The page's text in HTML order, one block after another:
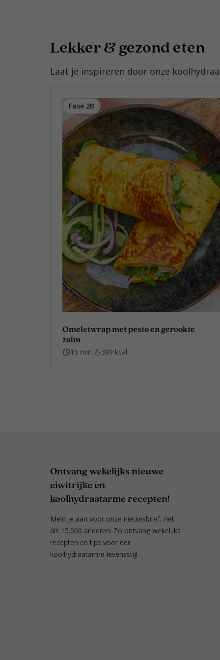
Lekker & gezond eten
Laat je inspireren door onze
Fase 2B
Omeletwrap met pesto en gerookte
zalm
10 min. 399 kcal
Ontvang wekelijks nieuwe
eiwitrijke en
koolhydraatarme recepten!
Meld je aan voor onze nieuwsbrief, net
als 15.000 anderen. Zo ontvang wekelijks
recepten en tips voor een
koolhydraatarme levensstijl.